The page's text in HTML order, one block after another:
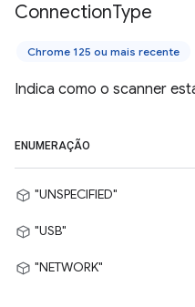
ConnectionType
Chrome 125 ou mais recente
Indica como o scanner
ENUMERAÇÃO
"UNSPECIFIED"
"USB"
"NETWORK"